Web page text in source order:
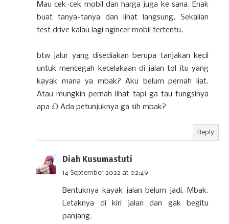
Mau cek-cek mobil dan harga juga ke sana. Enak
buat tanya-tanya dan lihat langsung. Sekalian
test drive kalau lagi ngincer mobil tertentu.
btw jalur yang disediakan berupa tanjakan kecil
untuk mencegah kecelakaan di jalan tol itu yang
kayak mana ya mbak? Aku belum pernah liat.
Atau mungkin pernah lihat tapi ga tau fungsinya
apa :D Ada petunjuknya ga sih mbak?
Reply
Diah Kusumastuti
14 September 2022 at 02:49
Bentuknya kayak jalan belum jadi, Mbak.
Letaknya di kiri jalan dan gak begitu
panjang.